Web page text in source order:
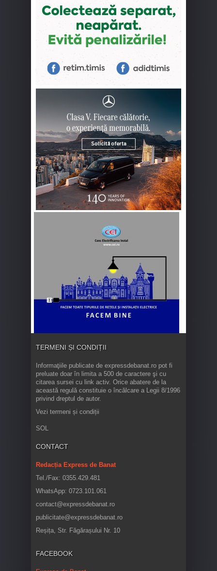
TERMENI ȘI CONDIȚII
Informaţiile publicate de expressdebanat.ro pot fi
preluate doar în limita a 500 de caractere şi cu
citarea sursei cu link activ. Orice abatere de la
această regulă constituie o încălcare a Legii 8/1996
privind dreptul de autor.
Vezi termeni și condiții
SOL
CONTACT
Redacția Express de Banat
Tel./Fax: 0355.429.481
WhatsApp: 0723.101.061
contact@expressdebanat.ro
publicitate@expressdebanat.ro
Reșița, Str. Făgărașului Nr. 10
FACEBOOK